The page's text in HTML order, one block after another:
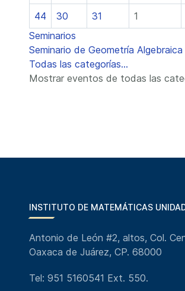
44 30 31 1
Seminarios
Seminario de Geometría Algebraica
Todas las categorías...
Mostrar eventos de todas las
INSTITUTO DE MATEMÁTICAS
Antonio de León #2, altos, Col.
Oaxaca de Juárez, CP. 68000
Tel: 951 5160541 Ext. 550.